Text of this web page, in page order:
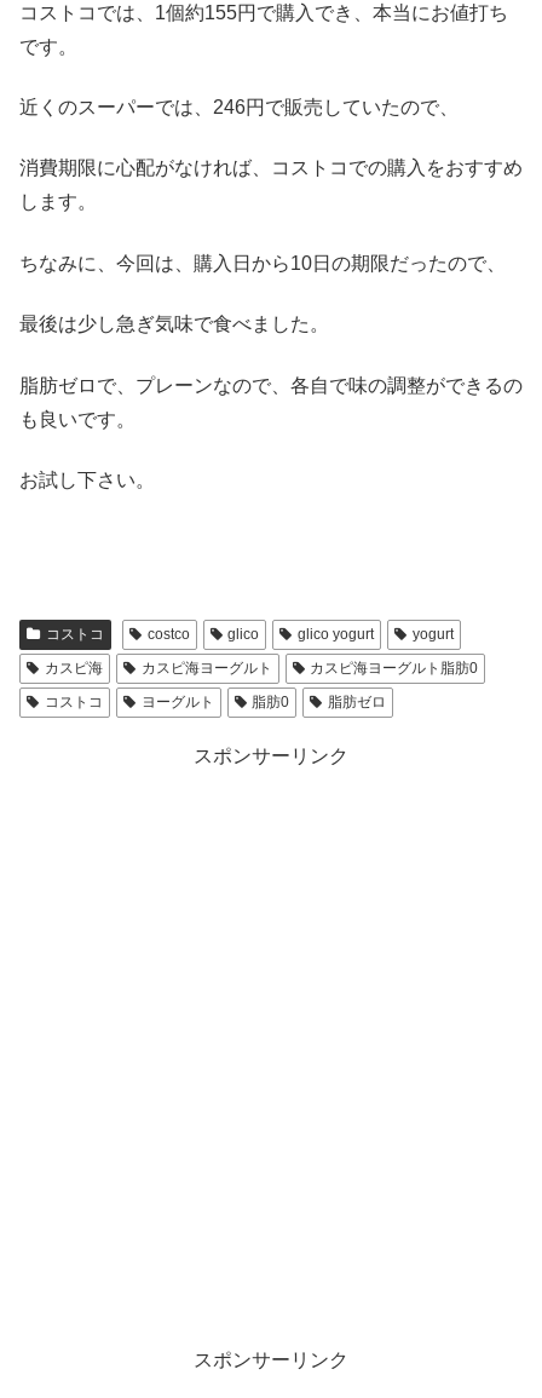
コストコでは、1個約155円で購入でき、本当にお値打ち
です。
近くのスーパーでは、246円で販売していたので、
消費期限に心配がなければ、コストコでの購入をおすすめ
します。
ちなみに、今回は、購入日から10日の期限だったので、
最後は少し急ぎ気味で食べました。
脂肪ゼロで、プレーンなので、各自で味の調整ができるの
も良いです。
お試し下さい。
コストコ costco glico glico yogurt
yogurt
カスピ海
カスピ海ヨーグルト
カスピ海ヨーグルト脂肪0
コストコ
ヨーグルト 脂肪0 脂肪ゼロ
スポンサーリンク
スポンサーリンク